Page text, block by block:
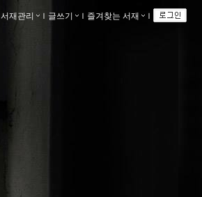
서재관리 ｌ 글쓰기 ｌ 즐겨찾는 서재 ｌ